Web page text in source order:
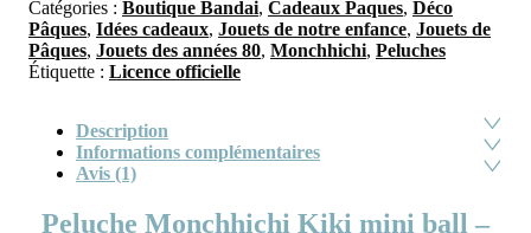
Catégories : Boutique Bandai, Cadeaux Paques, Déco
Pâques, Idées cadeaux, Jouets de notre enfance, Jouets de
Pâques, Jouets des années 80, Monchhichi, Peluches
Étiquette : Licence officielle
Description
Informations complémentaires
Avis (1)
Peluche Monchhichi Kiki mini ball –